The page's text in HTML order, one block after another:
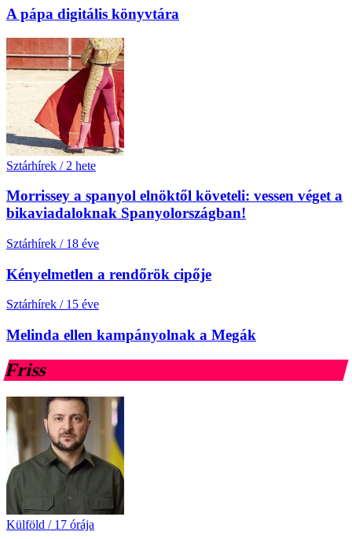
A pápa digitális könyvtára
Sztárhírek / 2 hete
Morrissey a spanyol elnöktől követeli: vessen véget a
bikaviadaloknak Spanyolországban!
Sztárhírek / 18 éve
Kényelmetlen a rendőrök cipője
Sztárhírek / 15 éve
Melinda ellen kampányolnak a Megák
Friss
Külföld / 17 órája